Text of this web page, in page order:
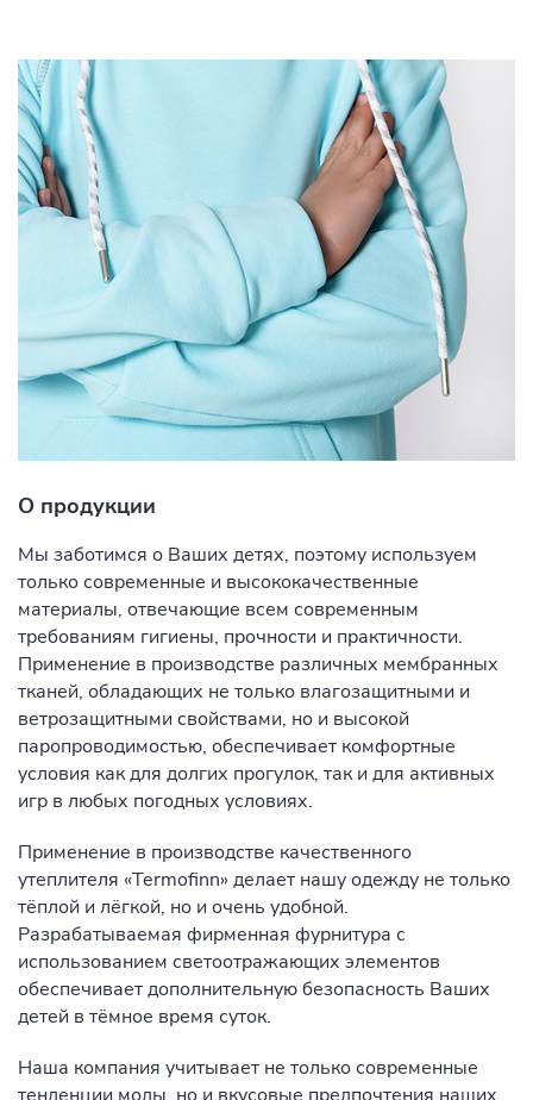
О продукции
Мы заботимся о Ваших детях, поэтому используем
только современные и высококачественные
материалы, отвечающие всем современным
требованиям гигиены, прочности и практичности.
Применение в производстве различных мембранных
тканей, обладающих не только влагозащитными и
ветрозащитными свойствами, но и высокой
паропроводимостью, обеспечивает комфортные
условия как для долгих прогулок, так и для активных
игр в любых погодных условиях.
Применение в производстве качественного
утеплителя «Termofinn» делает нашу одежду не только
тёплой и лёгкой, но и очень удобной.
Разрабатываемая фирменная фурнитура с
использованием светоотражающих элементов
обеспечивает дополнительную безопасность Ваших
детей в тёмное время суток.
Наша компания учитывает не только современные